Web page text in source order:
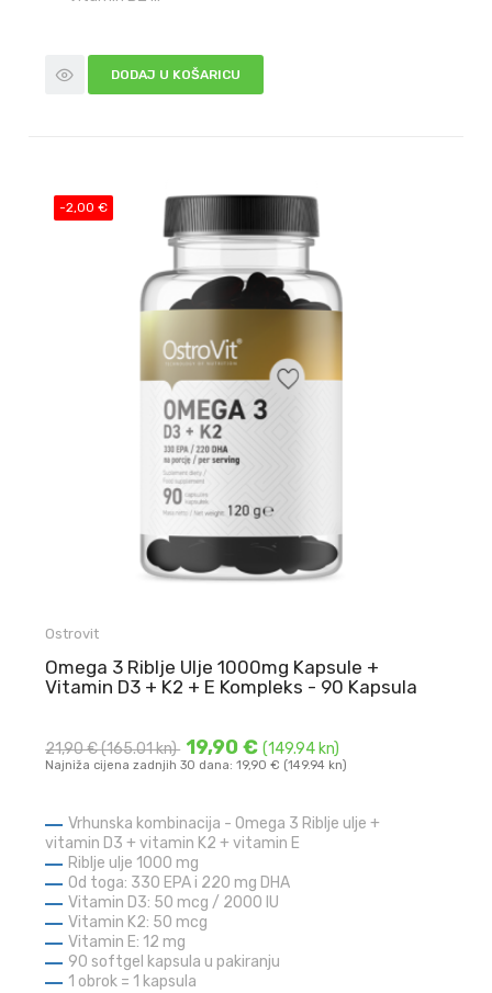
DODAJ U KOŠARICU
-2,00 €
Ostrovit
Omega 3 Riblje Ulje 1000mg Kapsule +
Vitamin D3 + K2 + E Kompleks - 90 Kapsula
21,90 €(165.01 kn) 19,90 €(149.94 kn)
Najniža cijena zadnjih 30 dana: 19,90 € (149.94 kn)
Vrhunska kombinacija - Omega 3 Riblje ulje +
vitamin D3 + vitamin K2 + vitamin E
Riblje ulje 1000 mg
Od toga: 330 EPA i 220 mg DHA
Vitamin D3: 50 mcg / 2000 IU
Vitamin K2: 50 mcg
Vitamin E: 12 mg
90 softgel kapsula u pakiranju
1 obrok = 1 kapsula